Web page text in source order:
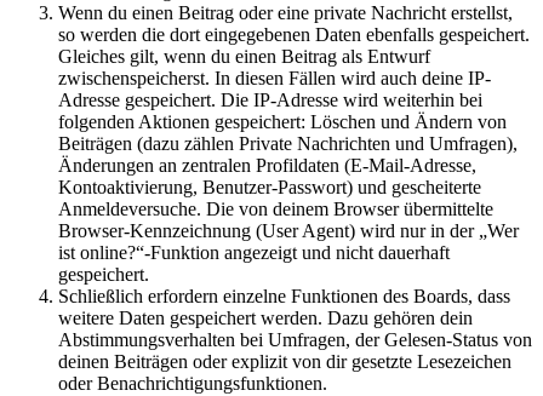
Wenn du einen Beitrag oder eine private Nachricht erstellst,
so werden die dort eingegebenen Daten ebenfalls gespeichert.
Gleiches gilt, wenn du einen Beitrag als Entwurf
zwischenspeicherst. In diesen Fällen wird auch deine IP-
Adresse gespeichert. Die IP-Adresse wird weiterhin bei
folgenden Aktionen gespeichert: Löschen und Ändern von
Beiträgen (dazu zählen Private Nachrichten und Umfragen),
Änderungen an zentralen Profildaten (E-Mail-Adresse,
Kontoaktivierung, Benutzer-Passwort) und gescheiterte
Anmeldeversuche. Die von deinem Browser übermittelte
Browser-Kennzeichnung (User Agent) wird nur in der „Wer
ist online?“-Funktion angezeigt und nicht dauerhaft
gespeichert.
Schließlich erfordern einzelne Funktionen des Boards, dass
weitere Daten gespeichert werden. Dazu gehören dein
Abstimmungsverhalten bei Umfragen, der Gelesen-Status von
deinen Beiträgen oder explizit von dir gesetzte Lesezeichen
oder Benachrichtigungsfunktionen.